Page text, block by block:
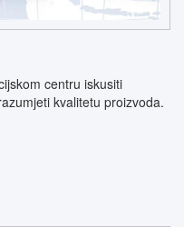
centru iskusiti
kvalitetu proizvoda.